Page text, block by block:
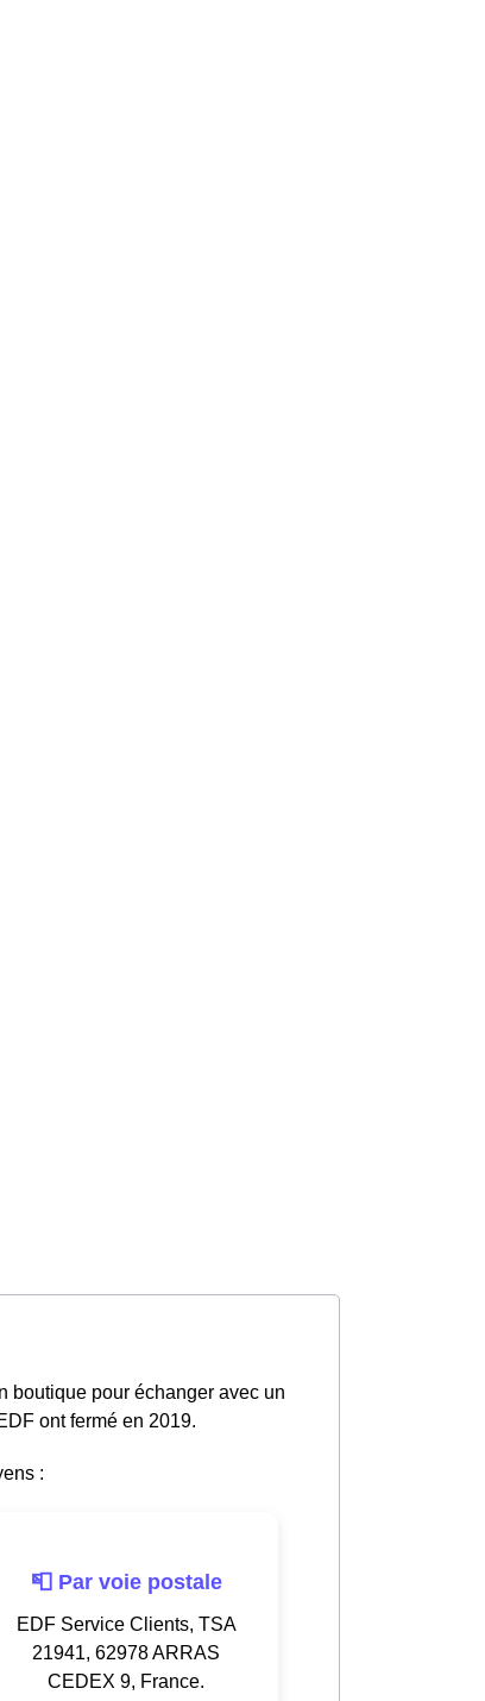
boutique pour échanger avec un
ont fermé en 2019.
:
📮 Par voie postale
EDF Service Clients, TSA
21941, 62978 ARRAS
CEDEX 9, France.